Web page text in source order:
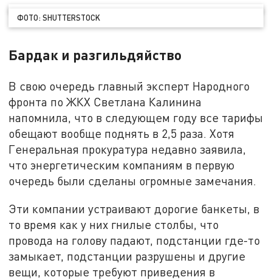
ФОТО: SHUTTERSTOCK
Бардак и разгильдяйство
В свою очередь главный эксперт Народного
фронта по ЖКХ Светлана Калинина
напомнила, что в следующем году все тарифы
обещают вообще поднять в 2,5 раза. Хотя
Генеральная прокуратура недавно заявила,
что энергетическим компаниям в первую
очередь были сделаны огромные замечания.
Эти компании устраивают дорогие банкеты, в
то время как у них гнилые столбы, что
провода на голову падают, подстанции где-то
замыкает, подстанции разрушены и другие
вещи, которые требуют приведения в